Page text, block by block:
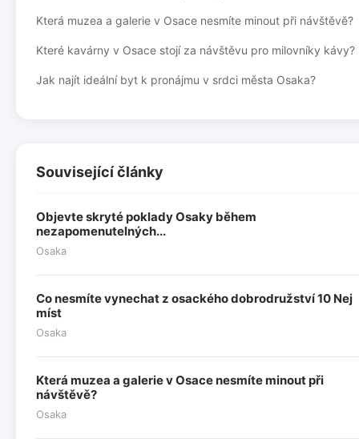
Která muzea a galerie v Osace nesmíte minout při návštěvě?
Které kavárny v Osace stojí za návštěvu pro milovníky kávy?
Jak najít ideální byt k pronájmu v srdci města Osaka?
Související články
Objevte skryté poklady Osaky během
nezapomenutelných...
Osaka
Co nesmíte vynechat z osackého dobrodružství 10 Nej
míst
Osaka
Která muzea a galerie v Osace nesmíte minout při
návštěvě?
Osaka